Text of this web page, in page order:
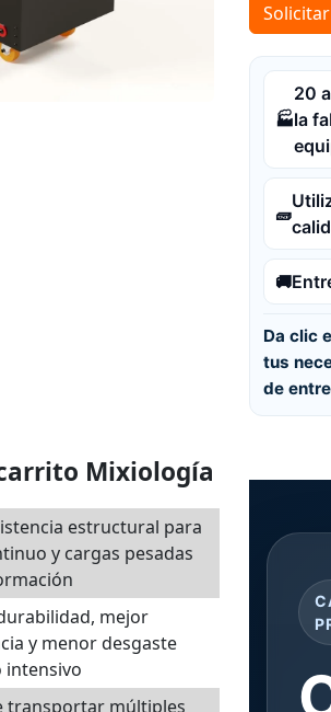
🏭
20
la
🧱
🚚
Da clic
tus
de
Mixiología
estructural para
y cargas pesadas
mejor
y menor desgaste
intensivo
transportar múltiples